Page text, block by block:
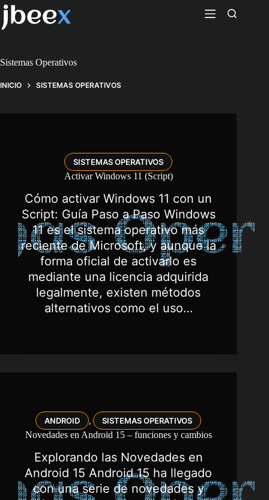
Saltar
contenido
Sistemas Operativos
INICIO SISTEMAS OPERATIVOS
SISTEMAS OPERATIVOS
Activar Windows 11 (Script)
Cómo activar Windows 11 con un
Script: Guía Paso a Paso Windows
11 es el sistema operativo más
reciente de Microsoft, y aunque la
forma oficial de activarlo es
mediante una licencia adquirida
legalmente, existen métodos
alternativos como el uso…
ANDROID , SISTEMAS OPERATIVOS
Novedades en Android 15 – funciones y cambios
Explorando las Novedades en
Android 15 Android 15 ha llegado
con una serie de novedades y